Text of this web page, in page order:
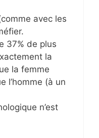
avec les
37% de plus
la
la femme
l’homme (à un
n’est